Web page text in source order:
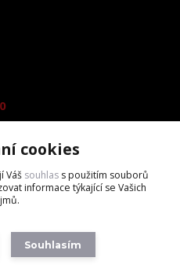
cookies
Váš souhlas s použitím souborů
informace týkající se Vašich
Souhlasím